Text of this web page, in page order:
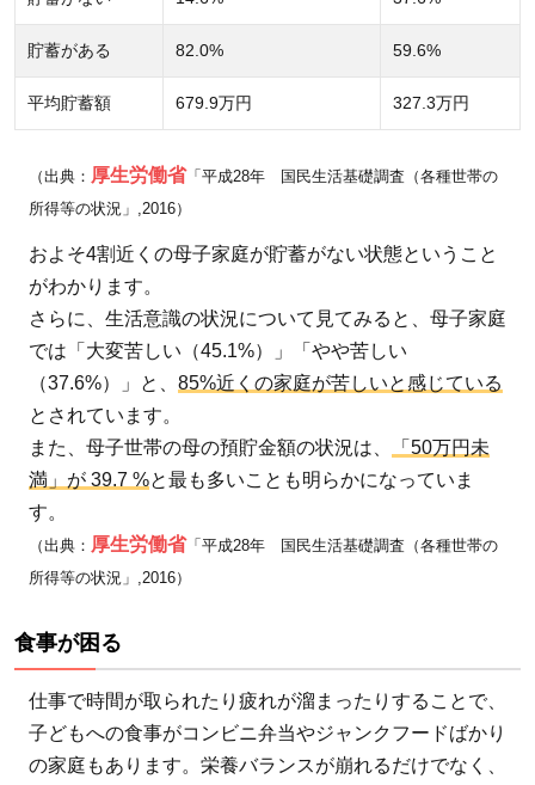
貯蓄がある 82.0% 59.6%
平均貯蓄額 679.9万円 327.3万円
（出典： 厚生労働省「平成28年 国民生活基礎調査（各種世帯の
所得等の状況」,2016）
およそ4割近くの母子家庭が貯蓄がない状態ということ
がわかります。
さらに、生活意識の状況について見てみると、母子家庭
では「大変苦しい（45.1%）」「やや苦しい
（37.6%）」と、 85%近くの家庭が苦しいと感じている
とされています。
また、母子世帯の母の預貯金額の状況は、
「50万円未
満」が 39.7 %と最も多いことも明らかになっていま
す。
（出典： 厚生労働省「平成28年 国民生活基礎調査（各種世帯の
所得等の状況」,2016）
食事が困る
仕事で時間が取られたり疲れが溜まったりすることで、
子どもへの食事がコンビニ弁当やジャンクフードばかり
の家庭もあります。栄養バランスが崩れるだけでなく、